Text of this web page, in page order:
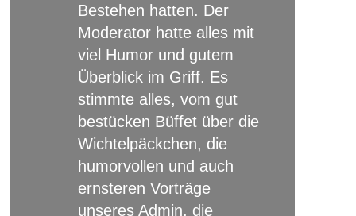
Bestehen hatten. Der
Moderator hatte alles mit
viel Humor und gutem
Überblick im Griff. Es
stimmte alles, vom gut
bestücken Büffet über die
Wichtelpäckchen, die
humorvollen und auch
ernsteren Vorträge
unseres Admin, die